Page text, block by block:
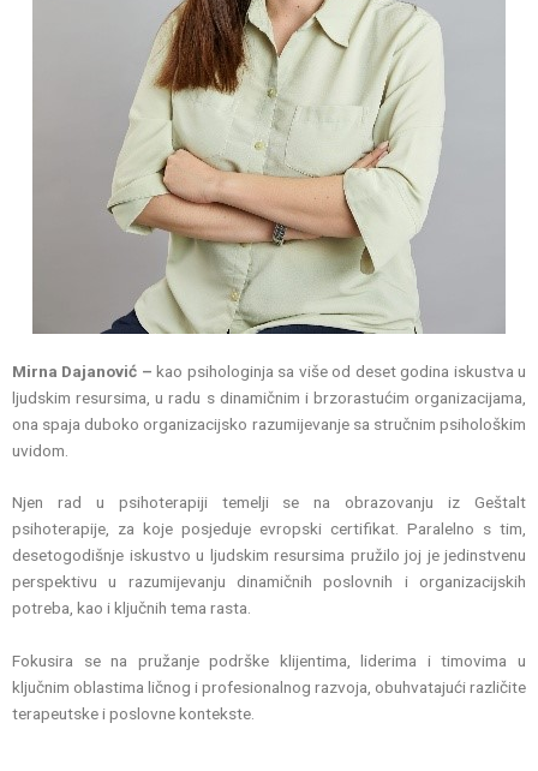
Mirna Dajanović –kao psihologinja sa više od deset godina iskustva u
ljudskim resursima, u radu s dinamičnim i brzorastućim organizacijama,
ona spaja duboko organizacijsko razumijevanje sa stručnim psihološkim
uvidom.
Njen rad u psihoterapiji temelji se na obrazovanju iz Geštalt
psihoterapije, za koje posjeduje evropski certifikat. Paralelno s tim,
desetogodišnje iskustvo u ljudskim resursima pružilo joj je jedinstvenu
perspektivu u razumijevanju dinamičnih poslovnih i organizacijskih
potreba, kao i ključnih tema rasta.
Fokusira se na pružanje podrške klijentima, liderima i timovima u
ključnim oblastima ličnog i profesionalnog razvoja, obuhvatajući različite
terapeutske i poslovne kontekste.